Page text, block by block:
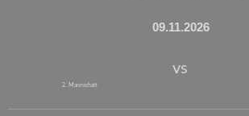
09.11.2026
2. Mannschaft
vs